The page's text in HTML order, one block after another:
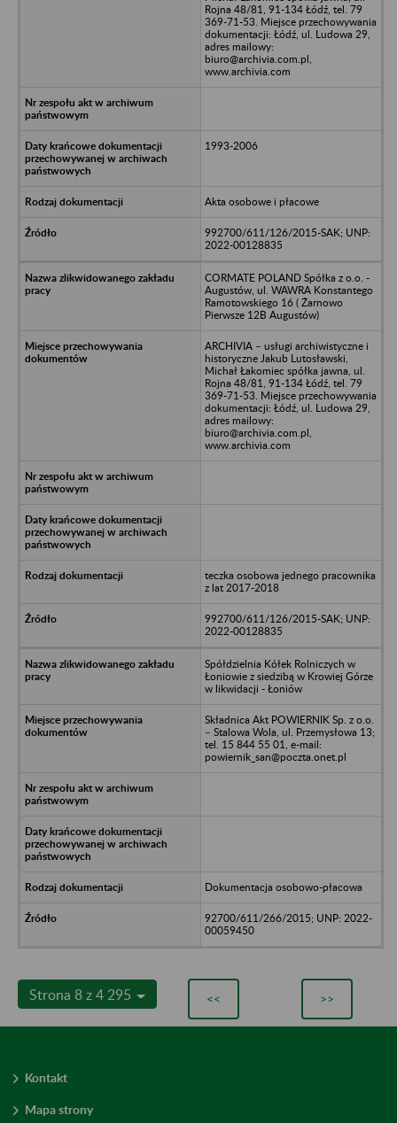
Rojna 48/81, 91-134 Łódź, tel. 79
369-71-53. Miejsce przechowywania
dokumentacji: Łódź, ul. Ludowa 29,
adres mailowy:
biuro@archivia.com.pl,
www.archivia.com
1993-2006
Akta osobowe i płacowe
992700/611/126/2015-SAK; UNP:
2022-00128835
CORMATE POLAND Spółka z o.o. -
Augustów, ul. WAWRA Konstantego
Ramotowskiego 16 ( Żarnowo
Pierwsze 12B Augustów)
ARCHIVIA – usługi archiwistyczne i
historyczne Jakub Lutosławski,
Michał Łakomiec spółka jawna, ul.
Rojna 48/81, 91-134 Łódź, tel. 79
369-71-53. Miejsce przechowywania
dokumentacji: Łódź, ul. Ludowa 29,
adres mailowy:
biuro@archivia.com.pl,
www.archivia.com
teczka osobowa jednego pracownika
z lat 2017-2018
992700/611/126/2015-SAK; UNP:
2022-00128835
Spółdzielnia Kółek Rolniczych w
Łoniowie z siedzibą w Krowiej Górze
w likwidacji - Łoniów
Składnica Akt POWIERNIK Sp. z o.o.
– Stalowa Wola, ul. Przemysłowa 13;
tel. 15 844 55 01, e-mail:
powiernik_san@poczta.onet.pl
Dokumentacja osobowo-płacowa
92700/611/266/2015; UNP: 2022-
00059450
Strona 8 z 4 295 << >>
Kontakt
Mapa strony